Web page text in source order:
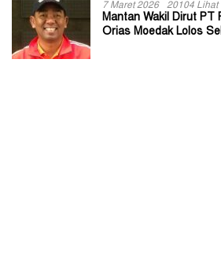
7 Maret 2026 20104 Lihat
Mantan Wakil Dirut PT
Orias Moedak Lolos